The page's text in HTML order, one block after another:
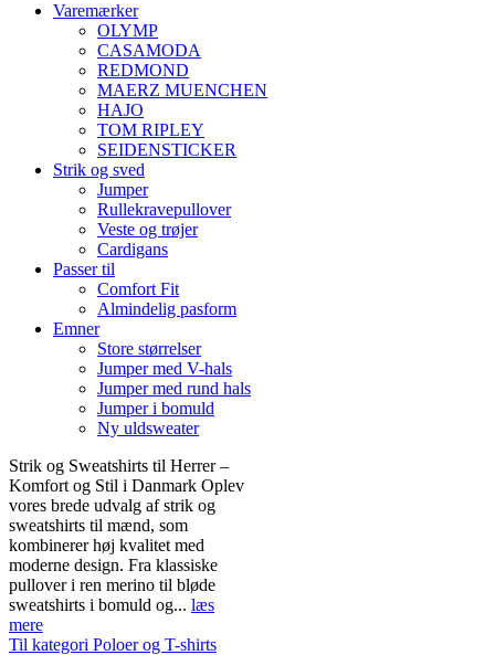
Varemærker
OLYMP
CASAMODA
REDMOND
MAERZ MUENCHEN
HAJO
TOM RIPLEY
SEIDENSTICKER
Strik og sved
Jumper
Rullekravepullover
Veste og trøjer
Cardigans
Passer til
Comfort Fit
Almindelig pasform
Emner
Store størrelser
Jumper med V-hals
Jumper med rund hals
Jumper i bomuld
Ny uldsweater
Strik og Sweatshirts til Herrer –
Komfort og Stil i Danmark Oplev
vores brede udvalg af strik og
sweatshirts til mænd, som
kombinerer høj kvalitet med
moderne design. Fra klassiske
pullover i ren merino til bløde
sweatshirts i bomuld og... læs
mere
Til kategori Poloer og T-shirts